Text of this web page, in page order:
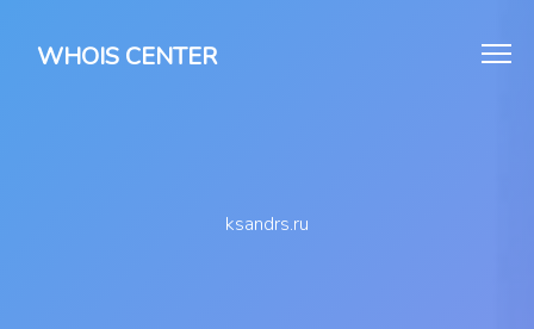
WHOIS CENTER
ksandrs.ru